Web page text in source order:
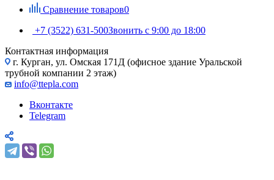
Сравнение товаров0
+7 (3522) 631-500Звонить с 9:00 до 18:00
Контактная информация
г. Курган, ул. Омская 171Д (офисное здание Уральской
трубной компании 2 этаж)
info@ttepla.com
Вконтакте
Telegram